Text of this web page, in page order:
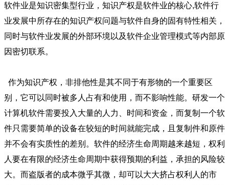
软件业是知识密集型行业，知识产权是软件业的核心,软件行
业发展中所存在的知识产权问题与软件自身的固有特性相关，
同时与软件业发展的外部环境以及软件企业管理模式等内部原
因密切联系。
作为知识产权，非排他性是其不同于有形物的一个重要区
别，它可以同时被多人占有和使用，而不影响性能。研发一个
计算机软件需要投入大量的人力、时间和资金，而复制一个软
件只需要简单的设备在较短的时间就能完成，且复制件和原件
并不会有实质性的差别。软件的经济生命周期越来越短，权利
人要在有限的经济生命周期中获得预期的利益，承担的风险较
大。而盗版者的成本微乎其微，却可以大大挤占权利人的市